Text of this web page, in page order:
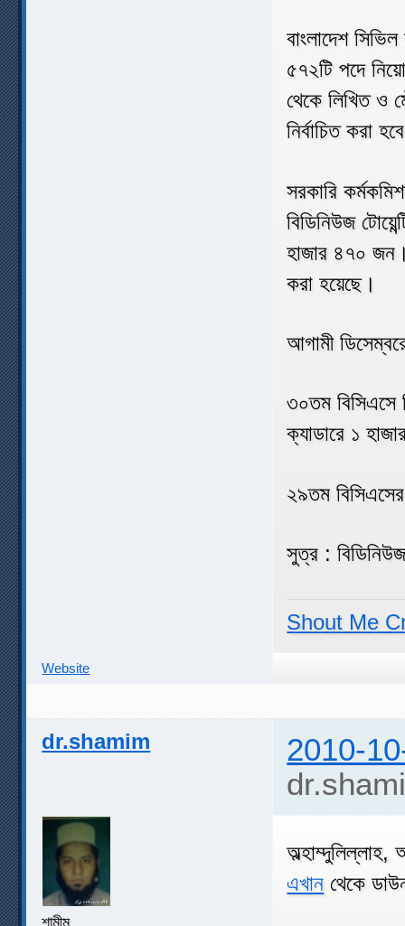
বাংলাদেশ
৫৭২টি পদে
থেকে লিখিত ও
নির্বাচিত করা
সরকারি
বিডিনিউজ
হাজার ৪৭০ জন।
করা হয়েছে।
আগামী
৩০তম বিসিএসে
ক্যাডারে ১
২৯তম
সুত্র :
Shout Me
Website
dr.shamim
2010-
শামীম
অল্হাম্দুলিল্লাহ,
এখান থেকে